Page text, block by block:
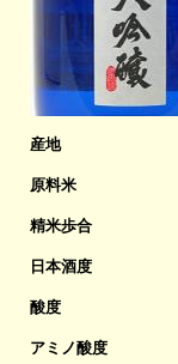
産地
原料米
精米歩合
日本酒度
酸度
アミノ酸度